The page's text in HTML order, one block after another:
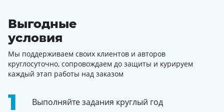
Выгодные
условия
Мы поддерживаем своих клиентов и авторов
круглосуточно, сопровождаем до защиты и курируем
каждый этап работы над заказом
Выполняйте задания круглый год